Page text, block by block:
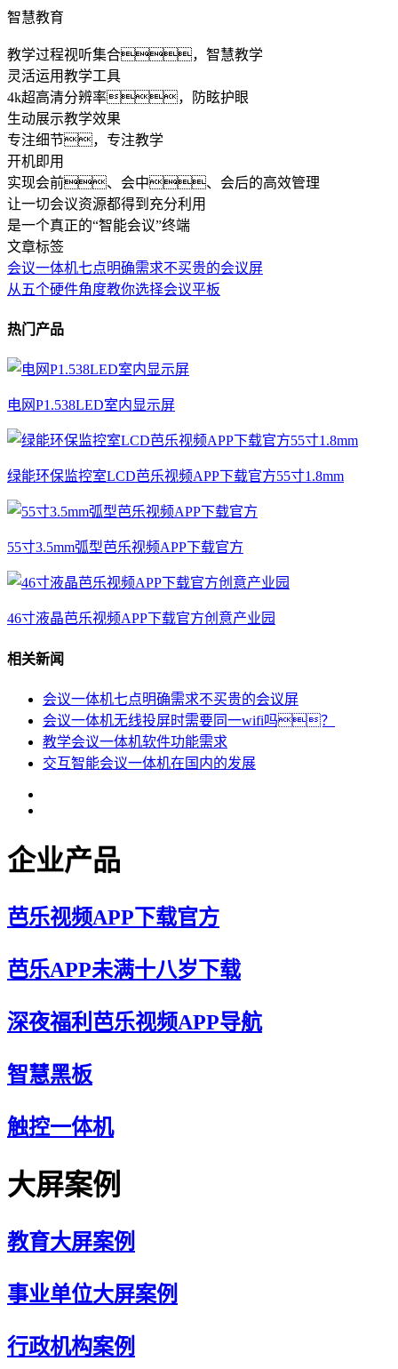
智慧教育
教学过程视听集合，智慧教学
灵活运用教学工具
4k超高清分辨率，防眩护眼
生动展示教学效果
专注细节，专注教学
开机即用
实现会前、会中、会后的高效管理
让一切会议资源都得到充分利用
是一个真正的“智能会议”终端
文章标签
会议一体机七点明确需求不买贵的会议屏
从五个硬件角度教你选择会议平板
热门产品
电网P1.538LED室内显示屏
绿能环保监控室LCD芭乐视频APP下载官方55寸1.8mm
55寸3.5mm弧型芭乐视频APP下载官方
46寸液晶芭乐视频APP下载官方创意产业园
相关新闻
会议一体机七点明确需求不买贵的会议屏
会议一体机无线投屏时需要同一wifi吗？
教学会议一体机软件功能需求
交互智能会议一体机在国内的发展
企业产品
芭乐视频APP下载官方
芭乐APP未满十八岁下载
深夜福利芭乐视频APP导航
智慧黑板
触控一体机
大屏案例
教育大屏案例
事业单位大屏案例
行政机构案例